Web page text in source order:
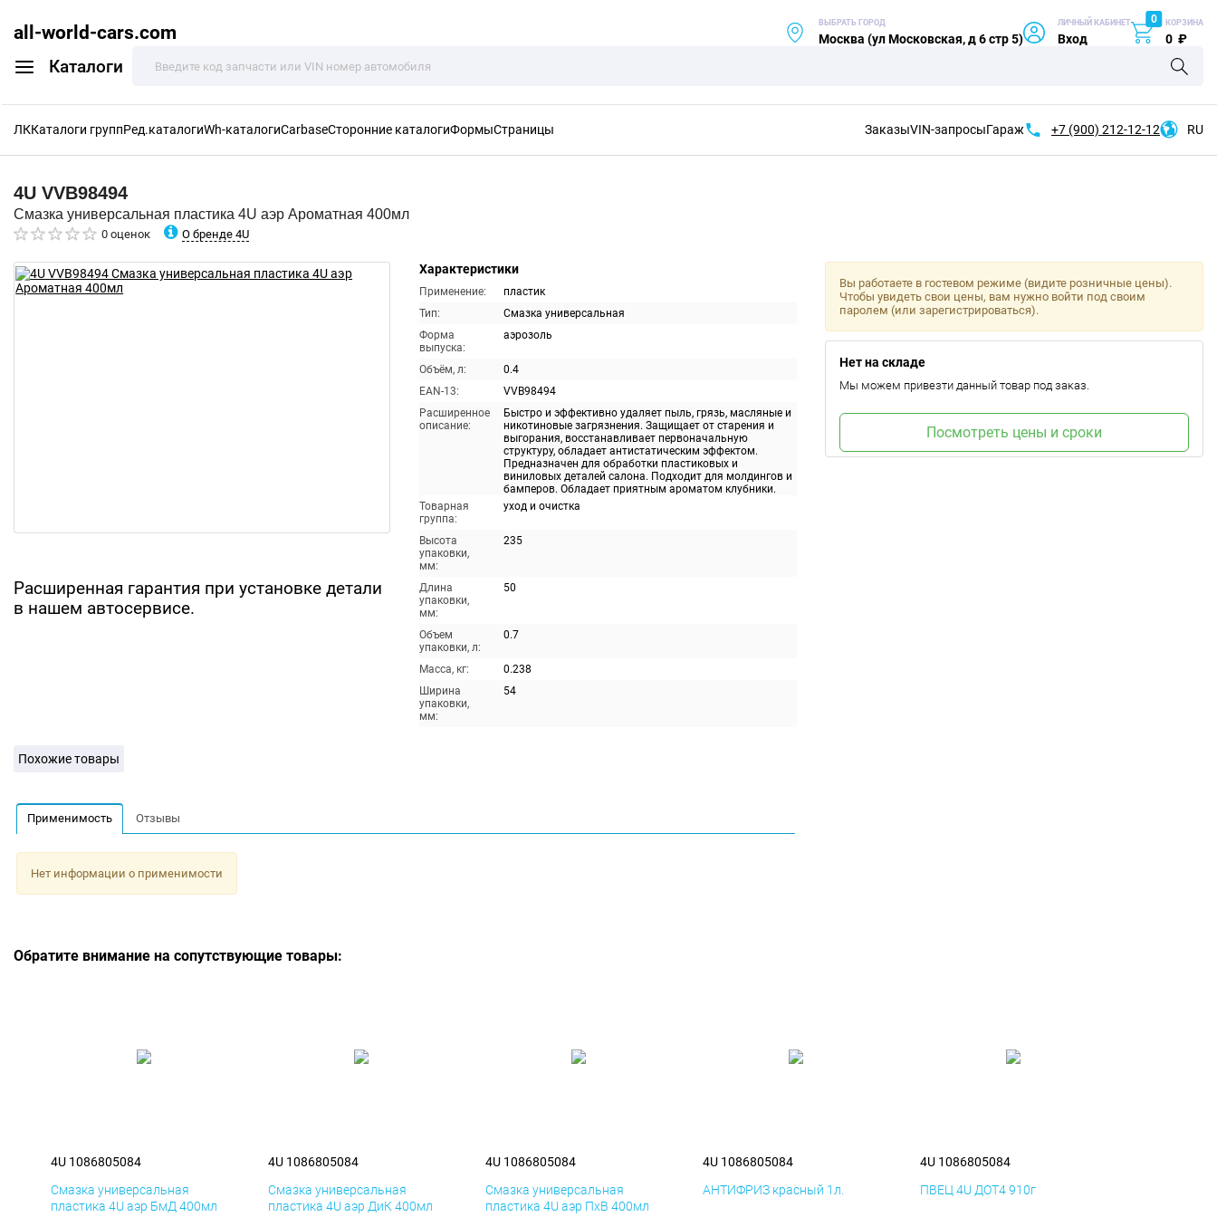
all-world-cars.com
Каталоги
ВЫБРАТЬ ГОРОД
Москва (ул Московская, д 6 стр 5)
ЛИЧНЫЙ КАБИНЕТ
Вход
0 КОРЗИНА
0 ₽
ЛККаталоги группРед.каталогиWh-каталогиCarbaseСторонние каталогиФормыСтраницы ЗаказыVIN-запросыГараж +7 (900) 212-12-12 RU
4U VVB98494
Смазка универсальная пластика 4U аэр Ароматная 400мл
0 оценок О бренде 4U
Расширенная гарантия при установке детали
в нашем автосервисе.
Характеристики
Применение:
пластик
Тип:
Смазка универсальная
Форма
выпуска:
аэрозоль
Объём, л:
0.4
EAN-13:
VVB98494
Расширенное
описание:
Быстро и эффективно удаляет пыль, грязь, масляные и
никотиновые загрязнения. Защищает от старения и
выгорания, восстанавливает первоначальную
структуру, обладает антистатическим эффектом.
Предназначен для обработки пластиковых и
виниловых деталей салона. Подходит для молдингов и
бамперов. Обладает приятным ароматом клубники.
Товарная
группа:
уход и очистка
Высота
упаковки,
мм:
235
Длина
упаковки,
мм:
50
Объем
упаковки, л:
0.7
Масса, кг:
0.238
Ширина
упаковки,
мм:
54
Вы работаете в гостевом режиме (видите розничные цены).
Чтобы увидеть свои цены, вам нужно войти под своим
паролем (или зарегистрироваться).
Нет на складе
Мы можем привезти данный товар под заказ.
Посмотреть цены и сроки
Похожие товары
Применимость Отзывы
Нет информации о применимости
Обратите внимание на сопутствующие товары:
4U 1086805084
Смазка универсальная
пластика 4U аэр БмД 400мл
4U 1086805084
Смазка универсальная
пластика 4U аэр ДиК 400мл
4U 1086805084
Смазка универсальная
пластика 4U аэр ПхВ 400мл
4U 1086805084
АНТИФРИЗ красный 1л.
4U 1086805084
ПВЕЦ 4U ДОТ4 910г